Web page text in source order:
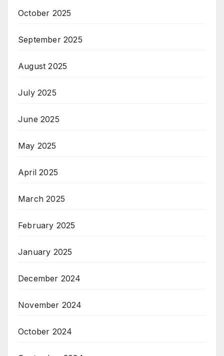
October 2025
September 2025
August 2025
July 2025
June 2025
May 2025
April 2025
March 2025
February 2025
January 2025
December 2024
November 2024
October 2024